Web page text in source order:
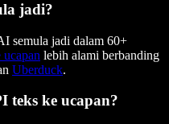
jadi?
semula jadi dalam 60+
ucapan lebih alami berbanding
Uberduck.
teks ke ucapan?